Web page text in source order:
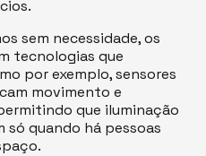
sem necessidade, os
tecnologias que
por exemplo, sensores
movimento e
que iluminação
quando há pessoas